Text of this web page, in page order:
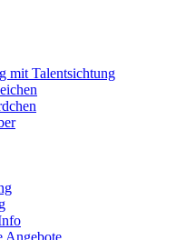
mit Talentsichtung
Angebote